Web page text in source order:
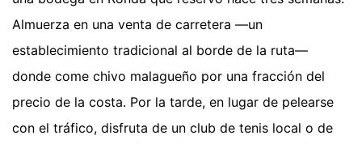
Almuerza en una venta de carretera —un
establecimiento tradicional al borde de la ruta—
donde come chivo malagueño por una fracción del
precio de la costa. Por la tarde, en lugar de pelearse
con el tráfico, disfruta de un club de tenis local o de